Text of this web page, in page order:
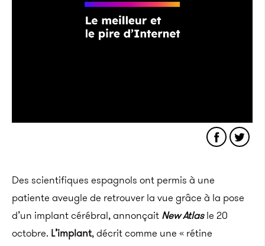
Des scientifiques espagnols ont permis à une
patiente aveugle de retrouver la vue grâce à la pose
d’un implant cérébral, annonçait New Atlasle 20
octobre. L’implant, décrit comme une « rétine